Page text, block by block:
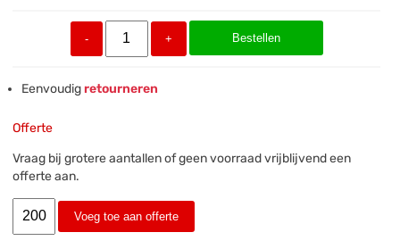
- + Bestellen
Eenvoudigretourneren
Offerte
Vraag bij grotere aantallen of geen voorraad vrijblijvend een
offerte aan.
Voeg toe aan offerte